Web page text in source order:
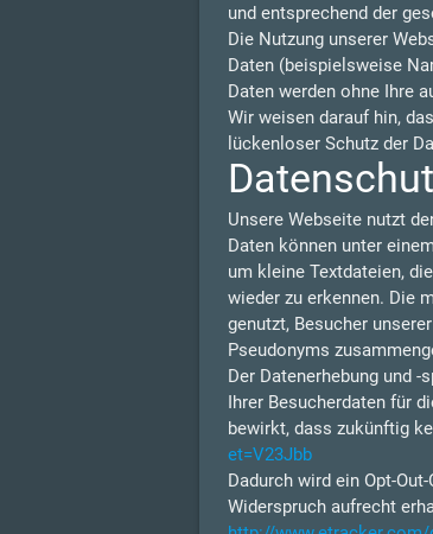
und entsprechend der
Die Nutzung unserer
Daten (beispielsweise
Daten werden ohne Ihre
Wir weisen darauf hin,
lückenloser Schutz der
Unsere Webseite nutzt
Daten können unter
um kleine Textdateien,
wieder zu erkennen. Die
genutzt, Besucher
Pseudonyms
Der Datenerhebung und
Ihrer Besucherdaten für
bewirkt, dass zukünftig
et=V23Jbb
Dadurch wird ein Opt-
Widerspruch aufrecht